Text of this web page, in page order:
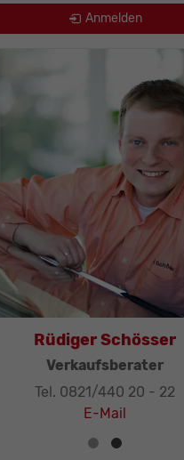
Anmelden
Rüdiger Schösser
Verkaufsberater
Tel. 0821/440 20 - 22
E-Mail